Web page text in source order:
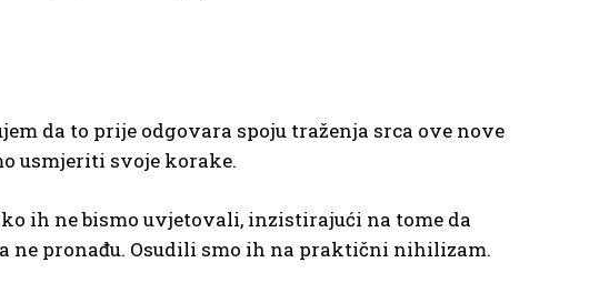
da to prije odgovara spoju traženja srca ove nove
usmjeriti svoje korake.
ih ne bismo uvjetovali, inzistirajući na tome da
ne pronađu. Osudili smo ih na praktični nihilizam.